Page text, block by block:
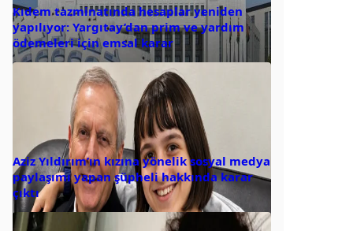
Kıdem tazminatında hesaplar yeniden
yapılıyor: Yargıtay’dan prim ve yardım
ödemeleri için emsal karar
Aziz Yıldırım’ın kızına yönelik sosyal medya
paylaşımı yapan şüpheli hakkında karar
çıktı